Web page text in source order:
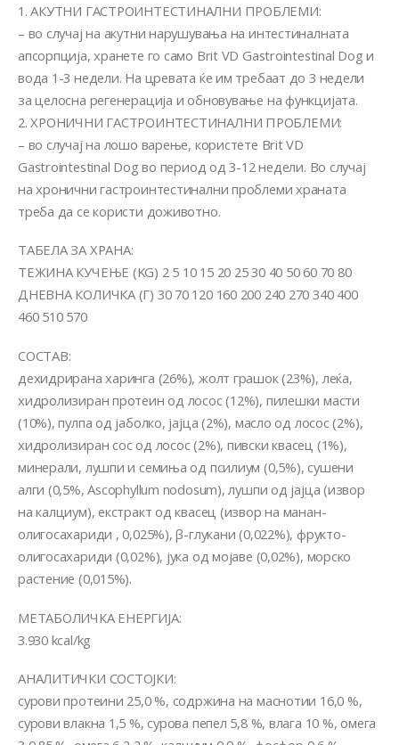
1. АКУТНИ ГАСТРОИНТЕСТИНАЛНИ ПРОБЛЕМИ:
– во случај на акутни нарушувања на интестиналната
апсорпција, хранете го само Brit VD Gastrointestinal Dog и
вода 1-3 недели. На цревата ќе им требаат до 3 недели
за целосна регенерација и обновување на функцијата.
2. ХРОНИЧНИ ГАСТРОИНТЕСТИНАЛНИ ПРОБЛЕМИ:
– во случај на лошо варење, користете Brit VD
Gastrointestinal Dog во период од 3-12 недели. Во случај
на хронични гастроинтестинални проблеми храната
треба да се користи доживотно.
ТАБЕЛА ЗА ХРАНА:
ТЕЖИНА КУЧЕЊЕ (KG) 2 5 10 15 20 25 30 40 50 60 70 80
ДНЕВНА КОЛИЧКА (Г) 30 70 120 160 200 240 270 340 400
460 510 570
СОСТАВ:
дехидрирана харинга (26%), жолт грашок (23%), леќа,
хидролизиран протеин од лосос (12%), пилешки масти
(10%), пулпа од јаболко, јајца (2%), масло од лосос (2%),
хидролизиран сос од лосос (2%), пивски квасец (1%),
минерали, лушпи и семиња од псилиум (0,5%), сушени
алги (0,5%, Ascophyllum nodosum), лушпи од јајца (извор
на калциум), екстракт од квасец (извор на манан-
олигосахариди , 0,025%), β-глукани (0,022%), фрукто-
олигосахариди (0,02%), јука од мојаве (0,02%), морско
растение (0,015%).
МЕТАБОЛИЧКА ЕНЕРГИЈА:
3.930 kcal/kg
АНАЛИТИЧКИ СОСТОЈКИ:
сурови протеини 25,0 %, содржина на маснотии 16,0 %,
сурови влакна 1,5 %, сурова пепел 5,8 %, влага 10 %, омега